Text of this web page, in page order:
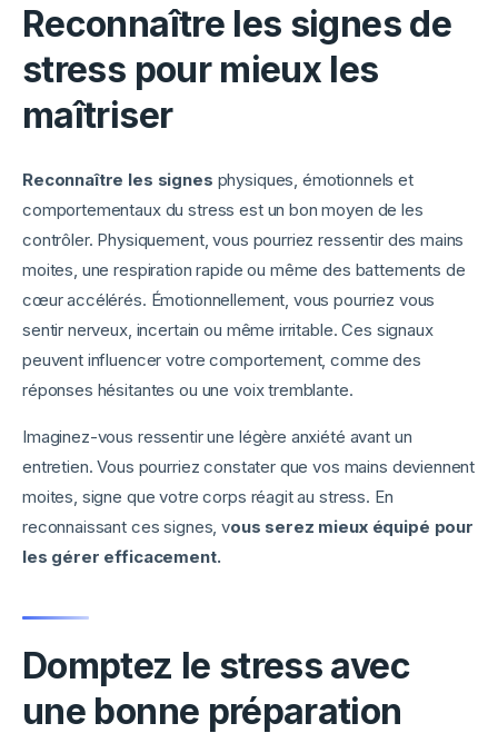
Reconnaître les signes de
stress pour mieux les
maîtriser
Reconnaître les signes physiques, émotionnels et
comportementaux du stress est un bon moyen de les
contrôler. Physiquement, vous pourriez ressentir des mains
moites, une respiration rapide ou même des battements de
cœur accélérés. Émotionnellement, vous pourriez vous
sentir nerveux, incertain ou même irritable. Ces signaux
peuvent influencer votre comportement, comme des
réponses hésitantes ou une voix tremblante.
Imaginez-vous ressentir une légère anxiété avant un
entretien. Vous pourriez constater que vos mains deviennent
moites, signe que votre corps réagit au stress. En
reconnaissant ces signes, vous serez mieux équipé pour
les gérer efficacement.
Domptez le stress avec
une bonne préparation